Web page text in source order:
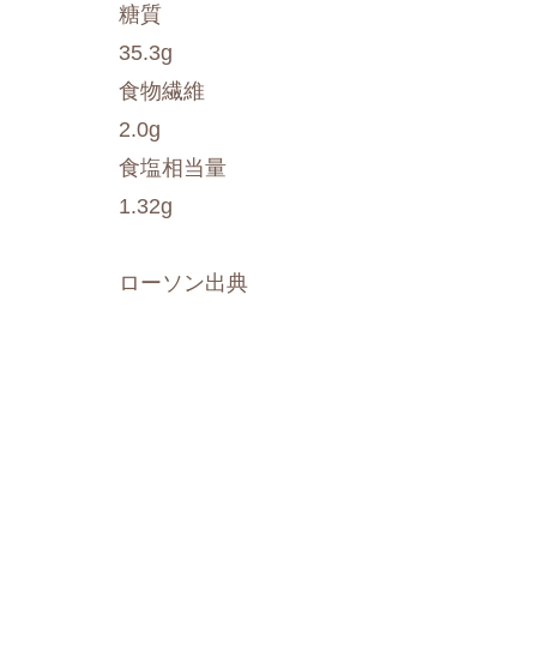
糖質
35.3g
食物繊維
2.0g
食塩相当量
1.32g
ローソン出典